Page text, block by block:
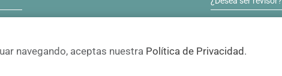
navegando, aceptas nuestra Política de Privacidad .